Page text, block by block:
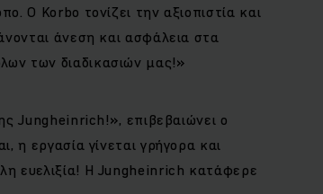
Ο Korbo τονίζει την αξιοπιστία και
άνεση και ασφάλεια στα
των διαδικασιών μας!»
Jungheinrich!», επιβεβαιώνει ο
εργασία γίνεται γρήγορα και
ευελιξία! Η Jungheinrich κατάφερε